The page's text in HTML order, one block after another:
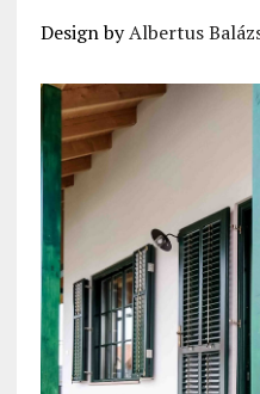
Design byAlbertus